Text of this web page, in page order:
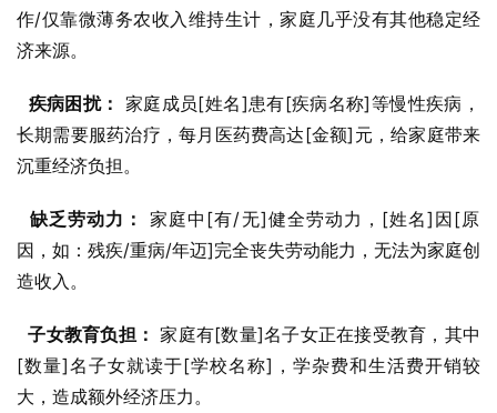
作/仅靠微薄务农收入维持生计，家庭几乎没有其他稳定经
济来源。
疾病困扰： 家庭成员[姓名]患有[疾病名称]等慢性疾病，
长期需要服药治疗，每月医药费高达[金额]元，给家庭带来
沉重经济负担。
缺乏劳动力：
家庭中[有/无]健全劳动力，[姓名]因[原
因，如：残疾/重病/年迈]完全丧失劳动能力，无法为家庭创
造收入。
子女教育负担： 家庭有[数量]名子女正在接受教育，其中
[数量]名子女就读于[学校名称]，学杂费和生活费开销较
大，造成额外经济压力。